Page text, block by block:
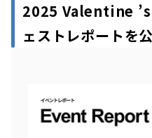
2025 Valentine
ェストレポートを